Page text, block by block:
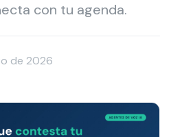
con tu agenda.
de 2026